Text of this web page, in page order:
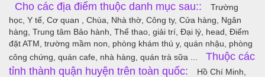
Cho các địa điểm thuộc danh mục sau::
Trường
học, Y tế, Cơ quan , Chùa, Nhà thờ, Công ty, Cửa hàng, Ngân
hàng, Trung tâm Bảo hành, Thể thao, giải trí, Đại lý, head, Điểm
đặt ATM, trường mầm non, phòng khám thú y, quán nhậu, phòng
công chứng, quán cafe, nhà hàng, quán trà sữa ...
Thuộc các
tỉnh thành quận huyện trên toàn quốc:
Hồ Chí Minh,